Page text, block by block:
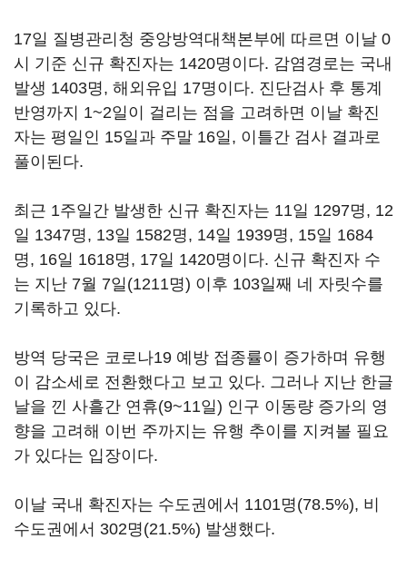
17일 질병관리청 중앙방역대책본부에 따르면 이날 0
시 기준 신규 확진자는 1420명이다. 감염경로는 국내
발생 1403명, 해외유입 17명이다. 진단검사 후 통계
반영까지 1~2일이 걸리는 점을 고려하면 이날 확진
자는 평일인 15일과 주말 16일, 이틀간 검사 결과로
풀이된다.
최근 1주일간 발생한 신규 확진자는 11일 1297명, 12
일 1347명, 13일 1582명, 14일 1939명, 15일 1684
명, 16일 1618명, 17일 1420명이다. 신규 확진자 수
는 지난 7월 7일(1211명) 이후 103일째 네 자릿수를
기록하고 있다.
방역 당국은 코로나19 예방 접종률이 증가하며 유행
이 감소세로 전환했다고 보고 있다. 그러나 지난 한글
날을 낀 사흘간 연휴(9~11일) 인구 이동량 증가의 영
향을 고려해 이번 주까지는 유행 추이를 지켜볼 필요
가 있다는 입장이다.
이날 국내 확진자는 수도권에서 1101명(78.5%), 비
수도권에서 302명(21.5%) 발생했다.